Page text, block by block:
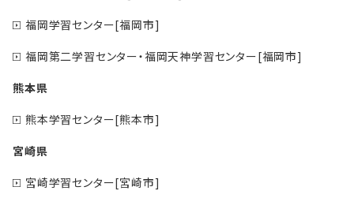
福岡学習センター[福岡市]
福岡第二学習センター・福岡天神学習センター[福岡市]
熊本県
熊本学習センター[熊本市]
宮崎県
宮崎学習センター[宮崎市]